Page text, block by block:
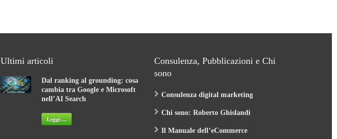
Ultimi articoli
Dal ranking al grounding: cosa
cambia tra Google e Microsoft
nell’AI Search
Leggi ...
Consulenza, Pubblicazioni e Chi
sono
Consulenza digital marketing
Chi sono: Roberto Ghislandi
Il Manuale dell’eCommerce